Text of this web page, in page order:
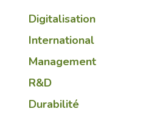
Digitalisation
International
Management
R&D
Durabilité